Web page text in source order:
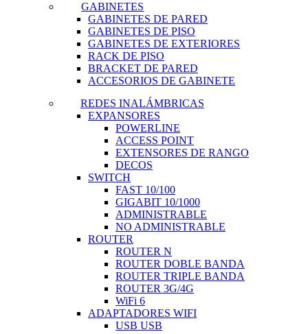
GABINETES
GABINETES DE PARED
GABINETES DE PISO
GABINETES DE EXTERIORES
RACK DE PISO
BRACKET DE PARED
ACCESORIOS DE GABINETE
REDES INALÁMBRICAS
EXPANSORES
POWERLINE
ACCESS POINT
EXTENSORES DE RANGO
DECOS
SWITCH
FAST 10/100
GIGABIT 10/1000
ADMINISTRABLE
NO ADMINISTRABLE
ROUTER
ROUTER N
ROUTER DOBLE BANDA
ROUTER TRIPLE BANDA
ROUTER 3G/4G
WiFi 6
ADAPTADORES WIFI
USB USB